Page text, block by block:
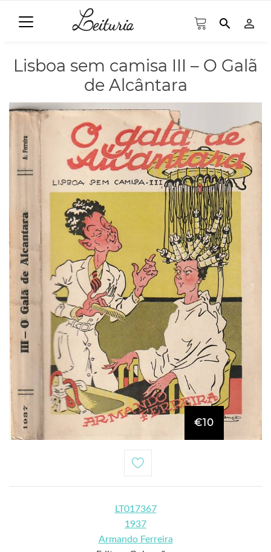
search person_outline
Lisboa sem camisa III – O Galã
de Alcântara
€10
LT017367
1937
Armando Ferreira